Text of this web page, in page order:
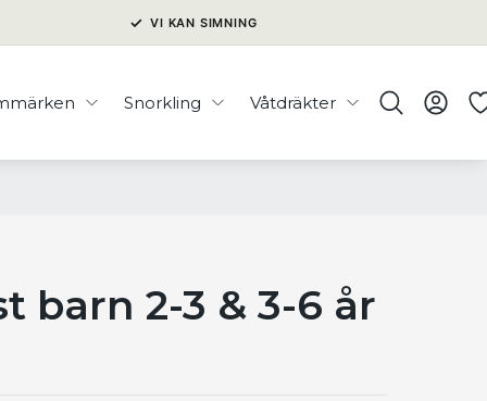
✓ VI KAN SIMNING
Snorkling Våtdräkter
barn 2-3 & 3-6 år